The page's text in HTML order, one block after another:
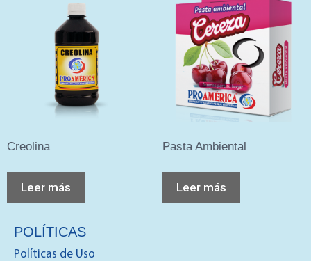
Creolina
Leer más
Pasta Ambiental
Leer más
POLÍTICAS
Políticas de Uso